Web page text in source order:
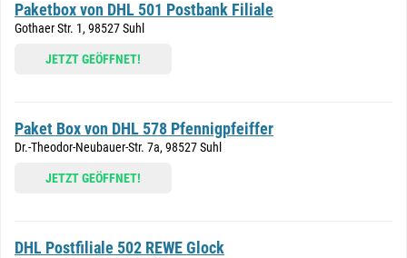
Paketbox von DHL 501 Postbank Filiale
Gothaer Str. 1, 98527 Suhl
JETZT GEÖFFNET!
Paket Box von DHL 578 Pfennigpfeiffer
Dr.-Theodor-Neubauer-Str. 7a, 98527 Suhl
JETZT GEÖFFNET!
DHL Postfiliale 502 REWE Glock